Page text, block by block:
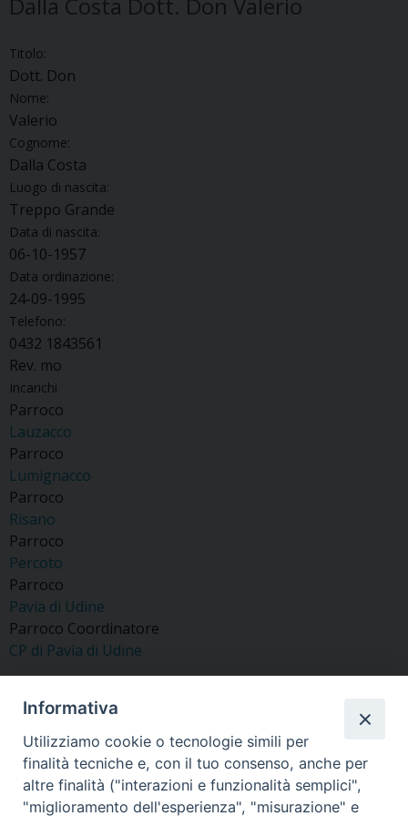
Titolo:
Dott. Don
Nome:
Valerio
Cognome:
Dalla Costa
Luogo di nascita:
Treppo Grande
Data di nascita:
06-10-1957
Data ordinazione:
24-09-1995
Telefono:
0432 1843561
Rev. mo
Incarichi
Parroco
Lauzacco
Parroco
Lumignacco
Parroco
Risano
Parroco
Percoto
Parroco
Pavia di Udine
Parroco Coordinatore
CP di Pavia di Udine
Brida Mons. Paolo
Zanon Don Michele
Informativa
Utilizziamo cookie o tecnologie simili per
finalità tecniche e, con il tuo consenso, anche per
altre finalità ("interazioni e funzionalità semplici",
"miglioramento dell'esperienza", "misurazione" e